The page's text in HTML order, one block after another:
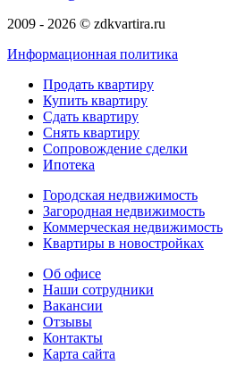
2009 - 2026 © zdkvartira.ru
Информационная политика
Продать квартиру
Купить квартиру
Сдать квартиру
Снять квартиру
Сопровождение сделки
Ипотека
Городская недвижимость
Загородная недвижимость
Коммерческая недвижимость
Квартиры в новостройках
Об офисе
Наши сотрудники
Вакансии
Отзывы
Контакты
Карта сайта